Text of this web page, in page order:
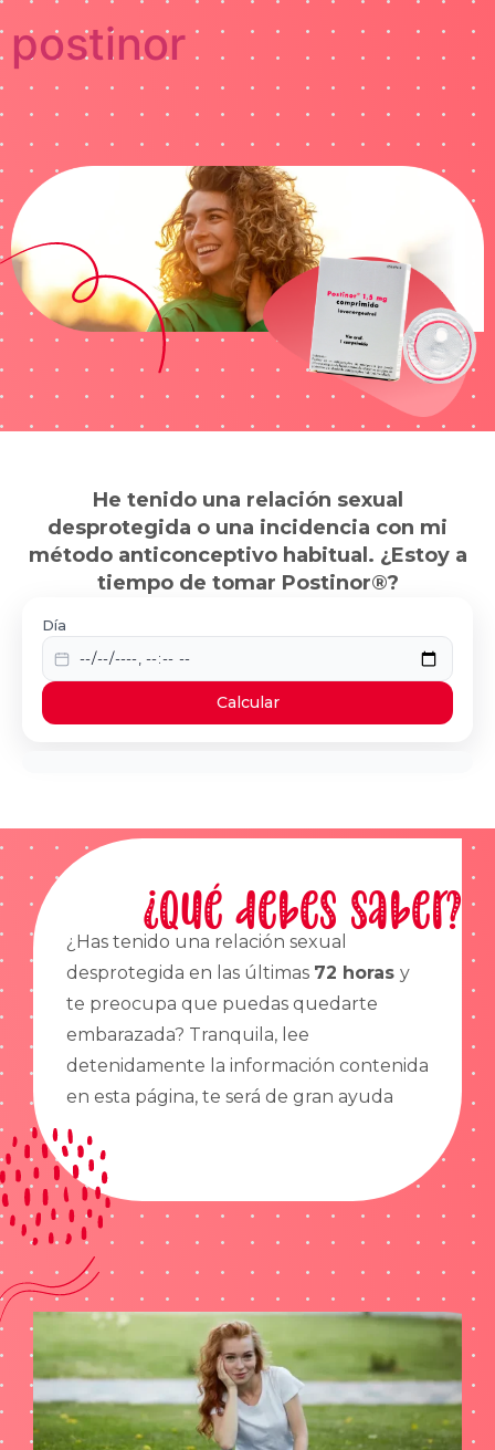
postinor
He tenido una relación sexual
desprotegida o una incidencia con mi
método anticonceptivo habitual. ¿Estoy a
tiempo de tomar Postinor®?
Día
Calcular
¿Qué debes saber?
¿Has tenido una relación sexual
desprotegida en las últimas 72 horas y
te preocupa que puedas quedarte
embarazada? Tranquila, lee
detenidamente la información contenida
en esta página, te será de gran ayuda